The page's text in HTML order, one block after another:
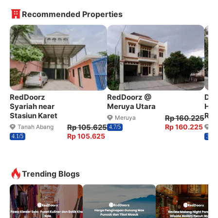
Recommended Properties
RedDoorz
Syariah near
Stasiun Karet
Tanah Abang
4.1/5
Rp 105.625
Rp 105.625
RedDoorz @
Meruya Utara
Meruya
4.7/5
Rp 160.225
Rp 160.225
3.6/5
Trending Blogs